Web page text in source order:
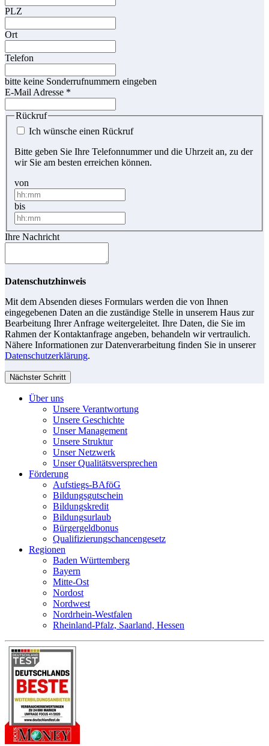
PLZ
Ort
Telefon
bitte keine Sonderrufnummern eingeben
E-Mail Adresse *
Rückruf
Ich wünsche einen Rückruf
Bitte geben Sie Ihre Telefonnummer und die Uhrzeit an, zu der
wir Sie am besten erreichen können.
von
bis
Ihre Nachricht
Datenschutzhinweis
Mit dem Absenden dieses Formulars werden die von Ihnen
eingegebenen Daten an die zuständige Stelle in unserem Haus zur
Bearbeitung Ihrer Anfrage weitergeleitet. Ihre Daten, die Sie im
Rahmen der Kontaktanfrage angeben, behandeln wir vertraulich.
Nähere Informationen zur Datenverarbeitung finden Sie in unserer
Datenschutzerklärung.
Nächster Schritt
Über uns
Unsere Verantwortung
Unsere Geschichte
Unser Management
Unsere Struktur
Unser Netzwerk
Unser Qualitätsversprechen
Förderung
Aufstiegs-BAföG
Bildungsgutschein
Bildungskredit
Bildungsurlaub
Bürgergeldbonus
Qualifizierungschancengesetz
Regionen
Baden Württemberg
Bayern
Mitte-Ost
Nordost
Nordwest
Nordrhein-Westfalen
Rheinland-Pfalz, Saarland, Hessen